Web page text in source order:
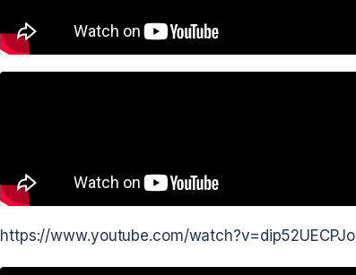
https://www.youtube.com/watch?v=dip52UECPJo